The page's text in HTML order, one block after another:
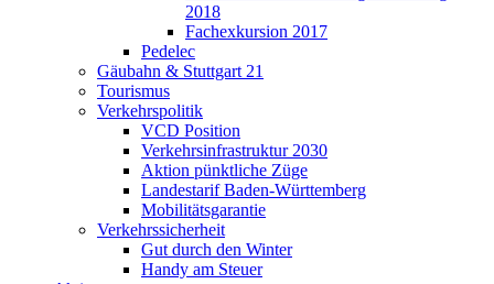
2018
Fachexkursion 2017
Pedelec
Gäubahn & Stuttgart 21
Tourismus
Verkehrspolitik
VCD Position
Verkehrsinfrastruktur 2030
Aktion pünktliche Züge
Landestarif Baden-Württemberg
Mobilitätsgarantie
Verkehrssicherheit
Gut durch den Winter
Handy am Steuer